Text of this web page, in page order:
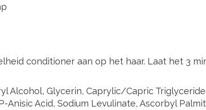
conditioner aan op het haar. Laat het 3
Alcohol, Glycerin, Caprylic/Capric
Anisic Acid, Sodium Levulinate, Ascorbyl